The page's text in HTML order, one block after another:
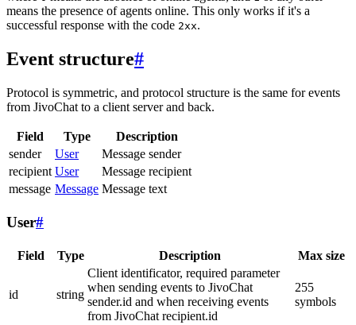
means the presence of agents online. This only works if it's a
successful response with the code 2xx.
Event structure#
Protocol is symmetric, and protocol structure is the same for events
from JivoChat to a client server and back.
Field Type
Description
sender
User
Message sender
recipient User
Message recipient
message Message Message text
User#
Field Type Description Max size
id string
Client identificator, required parameter
when sending events to JivoChat
sender.id and when receiving events
from JivoChat recipient.id
255
symbols